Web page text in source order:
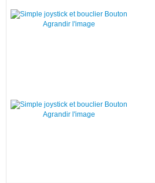
Agrandir l'image
Agrandir l'image